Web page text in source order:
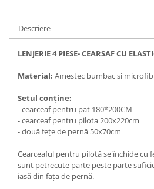
Descriere
LENJERIE 4 PIESE- CEARSAF CU
Material: Amestec bumbac si
Setul conține:
- cearceaf pentru pat 180*200CM
- cearceaf pentru pilota 200x220cm
- două fețe de pernă 50x70cm
Cearceaful pentru pilotă se închide cu
sunt petrecute parte peste parte
iasă din fața de pernă.